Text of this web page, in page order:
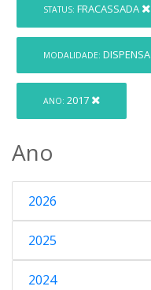
STATUS: FRACASSADA
MODALIDADE: DISPENSA
ANO: 2017
Ano
2026
2025
2024